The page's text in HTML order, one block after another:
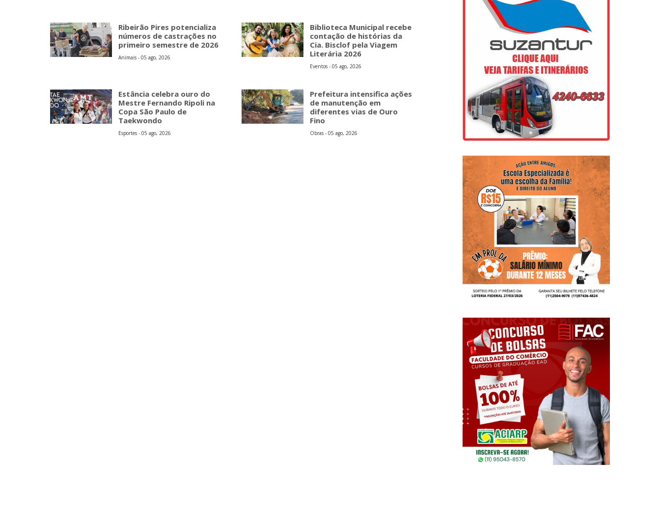
Ribeirão Pires potencializa
números de castrações no
primeiro semestre de 2026
Animais - 05 ago, 2026
Biblioteca Municipal recebe
contação de histórias da
Cia. Bisclof pela Viagem
Literária 2026
Eventos - 05 ago, 2026
Estância celebra ouro do
Mestre Fernando Ripoli na
Copa São Paulo de
Taekwondo
Esportes - 05 ago, 2026
Prefeitura intensifica ações
de manutenção em
diferentes vias de Ouro
Fino
Obras - 05 ago, 2026